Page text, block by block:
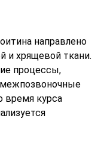
направлено
и хрящевой ткани.
процессы,
время курса